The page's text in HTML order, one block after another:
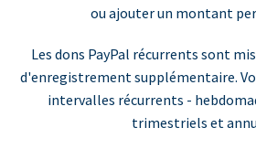
ou ajouter un montant
Les dons PayPal récurrents sont
d'enregistrement supplémentaire.
intervalles récurrents -
trimestriels et